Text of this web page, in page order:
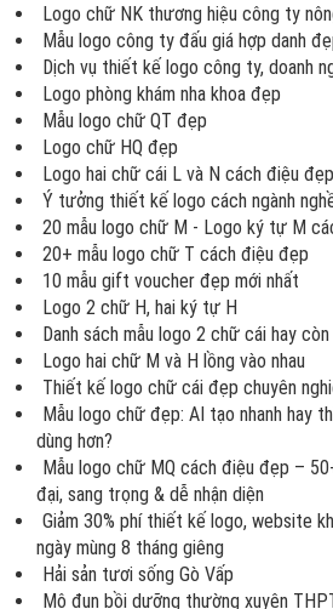
Logo chữ NK thương hiệu công ty
Mẫu logo công ty đấu giá hợp danh
Dịch vụ thiết kế logo công ty, doanh
Logo phòng khám nha khoa đẹp
Mẫu logo chữ QT đẹp
Logo chữ HQ đẹp
Logo hai chữ cái L và N cách điệu đẹp
Ý tưởng thiết kế logo cách ngành
20 mẫu logo chữ M - Logo ký tự M
20+ mẫu logo chữ T cách điệu đẹp
10 mẫu gift voucher đẹp mới nhất
Logo 2 chữ H, hai ký tự H
Danh sách mẫu logo 2 chữ cái hay
Logo hai chữ M và H lồng vào nhau
Thiết kế logo chữ cái đẹp chuyên
Mẫu logo chữ đẹp: AI tạo nhanh hay
dùng hơn?
Mẫu logo chữ MQ cách điệu đẹp –
đại, sang trọng & dễ nhận diện
Giảm 30% phí thiết kế logo, website
ngày mùng 8 tháng giêng
Hải sản tươi sống Gò Vấp
Mô đun bồi dưỡng thường xuyên